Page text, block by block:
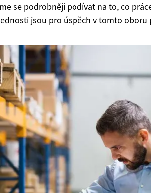
se podrobněji podívat na to, co
jsou pro úspěch v tomto oboru